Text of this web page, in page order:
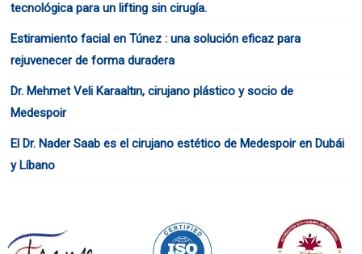
tecnológica para un lifting sin cirugía.
Estiramiento facial en Túnez : una solución eficaz para
rejuvenecer de forma duradera
Dr. Mehmet Veli Karaaltın, cirujano plástico y socio de
Medespoir
El Dr. Nader Saab es el cirujano estético de Medespoir en Dubái
y Líbano